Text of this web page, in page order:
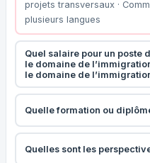
projets transversaux ·
plusieurs langues
Quel salaire pour un poste
le domaine de
le domaine de
Quelle formation ou
Quelles sont les